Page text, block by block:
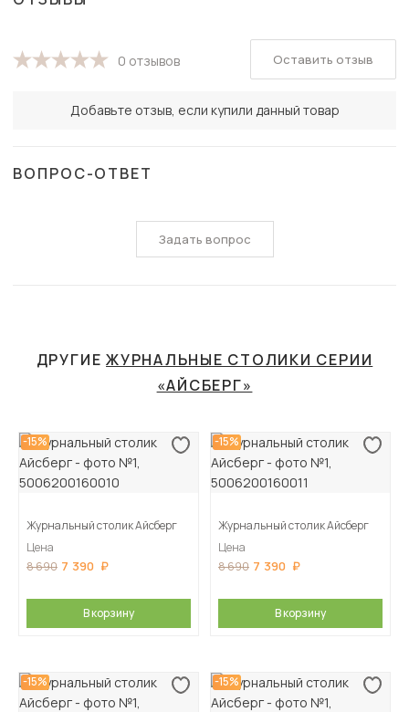
0 отзывов
Добавьте отзыв, если купили данный товар
Оставить отзыв
ВОПРОС-ОТВЕТ
Задать вопрос
ДРУГИЕЖУРНАЛЬНЫЕ СТОЛИКИ СЕРИИ
«АЙСБЕРГ»
-15%
Журнальный столик Айсберг
Цена
8 690 7 390
В корзину
-15%
Журнальный столик Айсберг
Цена
8 690 7 390
В корзину
-15% -15%